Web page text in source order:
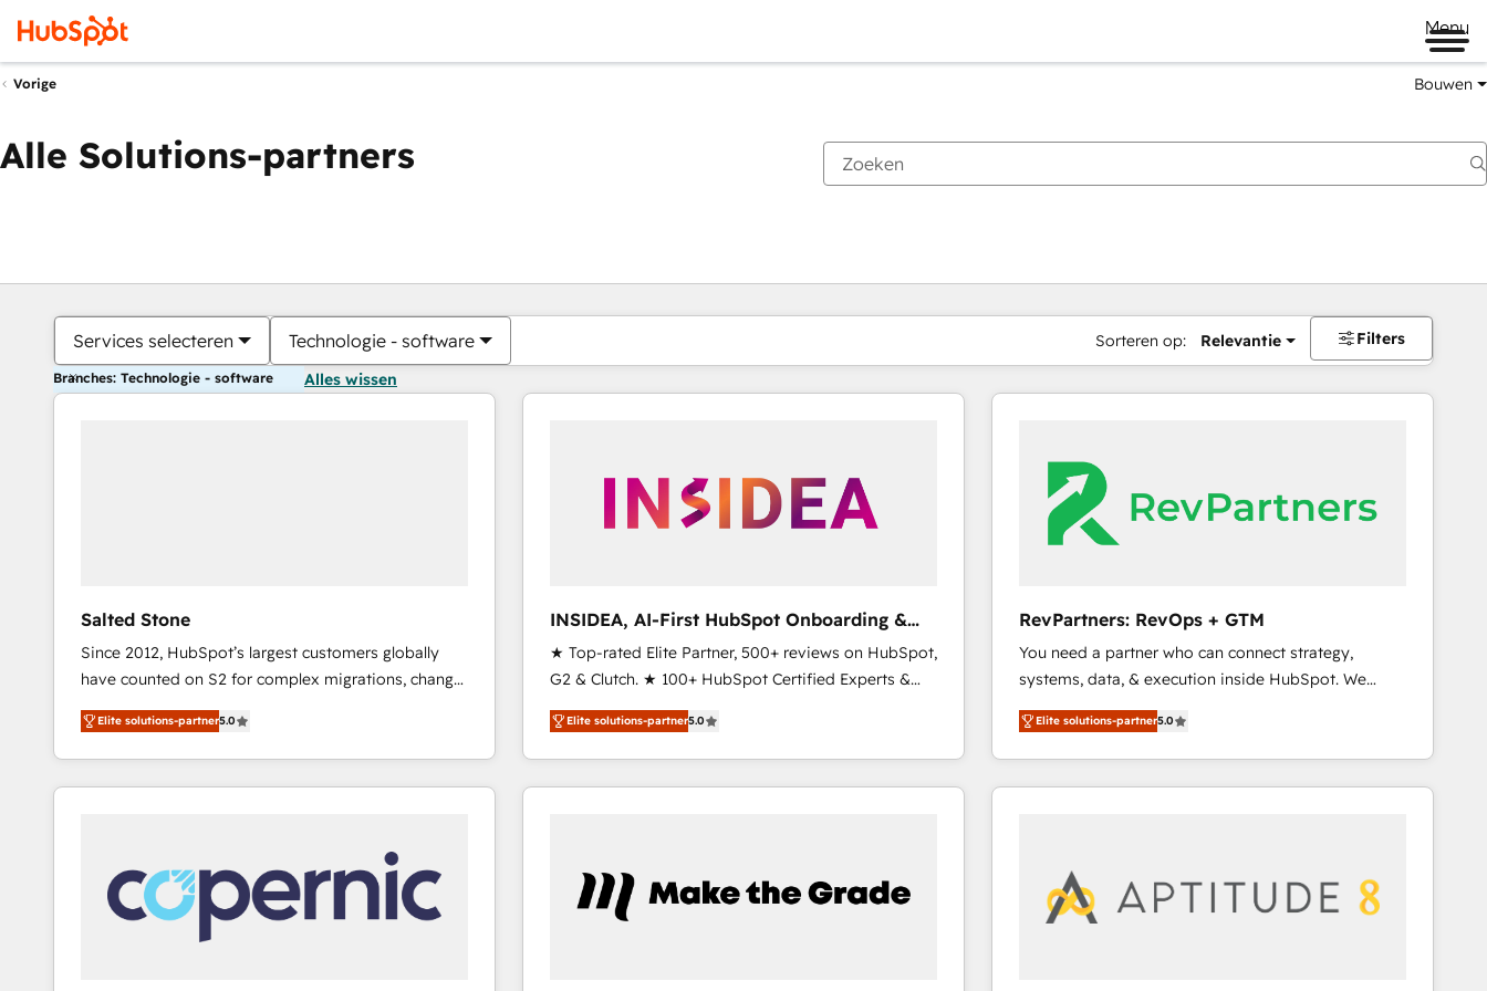
Menu
Vorige Bouwen
Alle Solutions-partners
Services selecteren Technologie - software Sorteren op: Relevantie Filters
Branches: Technologie - software Alles wissen
Salted Stone
Since 2012, HubSpot’s largest customers globally
have counted on S2 for complex migrations, change
management, systems integration, and creative
solutions that deliver measurable impact and
transform brand experiences As one of the few full-
service creative agencies in the HubSpot
regionalized HubSpot websites, integrated
marketing campaigns, & RevOps frameworks that
fuel long-term success We connect the entire
customer lifecycle through seamless integrations,
Elite solutions-partner5.0
INSIDEA, AI-First HubSpot Onboarding &
RevOps
★ Top-rated Elite Partner, 500+ reviews on HubSpot,
G2 & Clutch. ★ 100+ HubSpot Certified Experts &
Trainers across the team ★ 1,500+ implementations
across five continents ★ AI-First, RevOps-led,
Onboarding obsessed ★ Company of the Year
2024/25 INSIDEA helps growing companies turn
your time zone. What we do ➤ Onboarding: Live in
weeks, with workflows built around your business,
Elite solutions-partner5.0
RevPartners: RevOps + GTM
You need a partner who can connect strategy,
systems, data, & execution inside HubSpot. We
bridge the gap where most agencies fall short by
combining GTM strategy with technical execution to
solve the right problem with the right solution. As the
only firm in the world to hold Elite Partner
market execution. Why B2B Businesses Choose RP: -
Secure: Soc2 compliant 🛡️ - Pricing: Implementations
Elite solutions-partner5.0
Je bent momenteel opPagina
PaginaPaginaPaginaPaginaPaginaPaginaPaginaPaginaPaginaPagina